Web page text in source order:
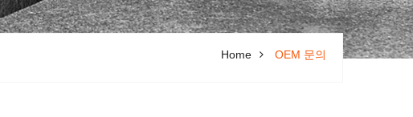
Home OEM 문의